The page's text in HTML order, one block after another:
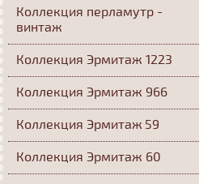
Коллекция перламутр -
винтаж
Коллекция Эрмитаж 1223
Коллекция Эрмитаж 966
Коллекция Эрмитаж 59
Коллекция Эрмитаж 60